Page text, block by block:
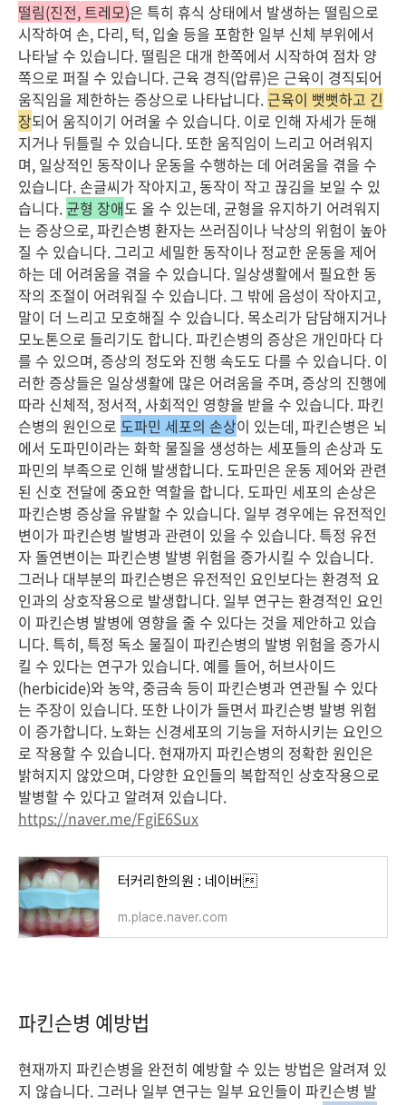
떨림(진전, 트레모)은 특히 휴식 상태에서 발생하는 떨림으로
시작하여 손, 다리, 턱, 입술 등을 포함한 일부 신체 부위에서
나타날 수 있습니다. 떨림은 대개 한쪽에서 시작하여 점차 양
쪽으로 퍼질 수 있습니다. 근육 경직(압류)은 근육이 경직되어
움직임을 제한하는 증상으로 나타납니다. 근육이 뻣뻣하고 긴
장되어 움직이기 어려울 수 있습니다. 이로 인해 자세가 둔해
지거나 뒤틀릴 수 있습니다. 또한 움직임이 느리고 어려워지
며, 일상적인 동작이나 운동을 수행하는 데 어려움을 겪을 수
있습니다. 손글씨가 작아지고, 동작이 작고 끊김을 보일 수 있
습니다.균형 장애도 올 수 있는데, 균형을 유지하기 어려워지
는 증상으로, 파킨슨병 환자는 쓰러짐이나 낙상의 위험이 높아
질 수 있습니다. 그리고 세밀한 동작이나 정교한 운동을 제어
하는 데 어려움을 겪을 수 있습니다. 일상생활에서 필요한 동
작의 조절이 어려워질 수 있습니다. 그 밖에 음성이 작아지고,
말이 더 느리고 모호해질 수 있습니다. 목소리가 담담해지거나
모노톤으로 들리기도 합니다. 파킨슨병의 증상은 개인마다 다
를 수 있으며, 증상의 정도와 진행 속도도 다를 수 있습니다. 이
러한 증상들은 일상생활에 많은 어려움을 주며, 증상의 진행에
따라 신체적, 정서적, 사회적인 영향을 받을 수 있습니다. 파킨
슨병의 원인으로 도파민 세포의 손상이 있는데, 파킨슨병은 뇌
에서 도파민이라는 화학 물질을 생성하는 세포들의 손상과 도
파민의 부족으로 인해 발생합니다. 도파민은 운동 제어와 관련
된 신호 전달에 중요한 역할을 합니다. 도파민 세포의 손상은
파킨슨병 증상을 유발할 수 있습니다. 일부 경우에는 유전적인
변이가 파킨슨병 발병과 관련이 있을 수 있습니다. 특정 유전
자 돌연변이는 파킨슨병 발병 위험을 증가시킬 수 있습니다.
그러나 대부분의 파킨슨병은 유전적인 요인보다는 환경적 요
인과의 상호작용으로 발생합니다. 일부 연구는 환경적인 요인
이 파킨슨병 발병에 영향을 줄 수 있다는 것을 제안하고 있습
니다. 특히, 특정 독소 물질이 파킨슨병의 발병 위험을 증가시
킬 수 있다는 연구가 있습니다. 예를 들어, 허브사이드
(herbicide)와 농약, 중금속 등이 파킨슨병과 연관될 수 있다
는 주장이 있습니다. 또한 나이가 들면서 파킨슨병 발병 위험
이 증가합니다. 노화는 신경세포의 기능을 저하시키는 요인으
로 작용할 수 있습니다. 현재까지 파킨슨병의 정확한 원인은
밝혀지지 않았으며, 다양한 요인들의 복합적인 상호작용으로
발병할 수 있다고 알려져 있습니다.
https://naver.me/FgiE6Sux
터커리한의원 : 네이버
m.place.naver.com
파킨슨병 예방법
현재까지 파킨슨병을 완전히 예방할 수 있는 방법은 알려져 있
지 않습니다. 그러나 일부 연구는 일부 요인들이 파킨슨병 발